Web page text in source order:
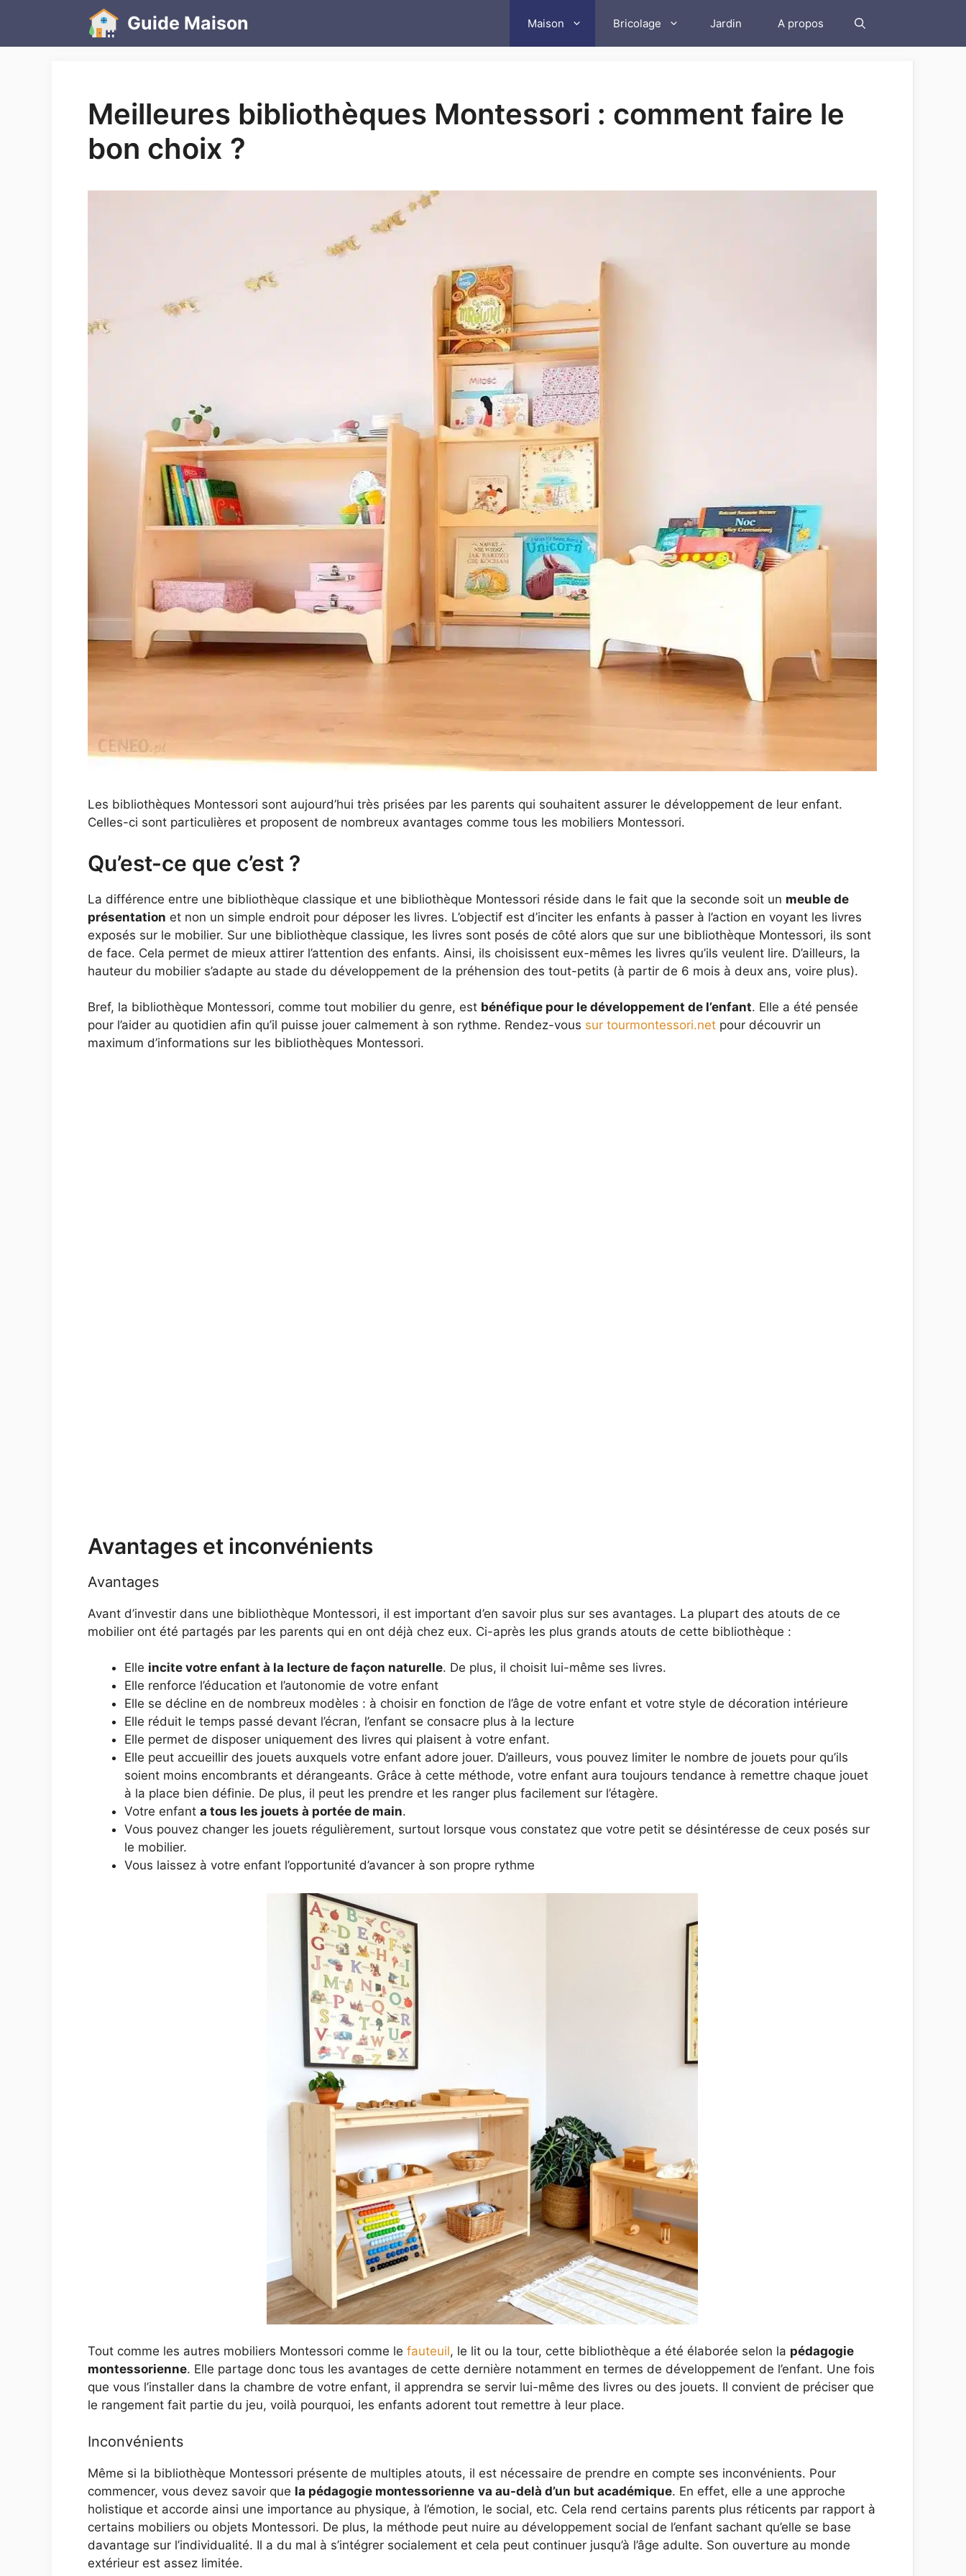
contenu
Guide Maison Maison Bricolage Jardin A propos
Meilleures bibliothèques Montessori : comment faire le
bon choix ?
Les bibliothèques Montessori sont aujourd’hui très prisées par les parents qui souhaitent assurer le développement de leur enfant.
Celles-ci sont particulières et proposent de nombreux avantages comme tous les mobiliers Montessori.
Qu’est-ce que c’est ?
La différence entre une bibliothèque classique et une bibliothèque Montessori réside dans le fait que la seconde soit un meuble de
présentation et non un simple endroit pour déposer les livres. L’objectif est d’inciter les enfants à passer à l’action en voyant les livres
exposés sur le mobilier. Sur une bibliothèque classique, les livres sont posés de côté alors que sur une bibliothèque Montessori, ils sont
de face. Cela permet de mieux attirer l’attention des enfants. Ainsi, ils choisissent eux-mêmes les livres qu’ils veulent lire. D’ailleurs, la
hauteur du mobilier s’adapte au stade du développement de la préhension des tout-petits (à partir de 6 mois à deux ans, voire plus).
Bref, la bibliothèque Montessori, comme tout mobilier du genre, est bénéfique pour le développement de l’enfant. Elle a été pensée
pour l’aider au quotidien afin qu’il puisse jouer calmement à son rythme. Rendez-vous sur tourmontessori.net pour découvrir un
maximum d’informations sur les bibliothèques Montessori.
Avantages et inconvénients
Avantages
Avant d’investir dans une bibliothèque Montessori, il est important d’en savoir plus sur ses avantages. La plupart des atouts de ce
mobilier ont été partagés par les parents qui en ont déjà chez eux. Ci-après les plus grands atouts de cette bibliothèque :
Elle incite votre enfant à la lecture de façon naturelle. De plus, il choisit lui-même ses livres.
Elle renforce l’éducation et l’autonomie de votre enfant
Elle se décline en de nombreux modèles : à choisir en fonction de l’âge de votre enfant et votre style de décoration intérieure
Elle réduit le temps passé devant l’écran, l’enfant se consacre plus à la lecture
Elle permet de disposer uniquement des livres qui plaisent à votre enfant.
Elle peut accueillir des jouets auxquels votre enfant adore jouer. D’ailleurs, vous pouvez limiter le nombre de jouets pour qu’ils
soient moins encombrants et dérangeants. Grâce à cette méthode, votre enfant aura toujours tendance à remettre chaque jouet
à la place bien définie. De plus, il peut les prendre et les ranger plus facilement sur l’étagère.
Votre enfant a tous les jouets à portée de main.
Vous pouvez changer les jouets régulièrement, surtout lorsque vous constatez que votre petit se désintéresse de ceux posés sur
le mobilier.
Vous laissez à votre enfant l’opportunité d’avancer à son propre rythme
Tout comme les autres mobiliers Montessori comme le fauteuil, le lit ou la tour, cette bibliothèque a été élaborée selon la pédagogie
montessorienne. Elle partage donc tous les avantages de cette dernière notamment en termes de développement de l’enfant. Une fois
que vous l’installer dans la chambre de votre enfant, il apprendra se servir lui-même des livres ou des jouets. Il convient de préciser que
le rangement fait partie du jeu, voilà pourquoi, les enfants adorent tout remettre à leur place.
Inconvénients
Même si la bibliothèque Montessori présente de multiples atouts, il est nécessaire de prendre en compte ses inconvénients. Pour
commencer, vous devez savoir que la pédagogie montessorienne va au-delà d’un but académique. En effet, elle a une approche
holistique et accorde ainsi une importance au physique, à l’émotion, le social, etc. Cela rend certains parents plus réticents par rapport à
certains mobiliers ou objets Montessori. De plus, la méthode peut nuire au développement social de l’enfant sachant qu’elle se base
davantage sur l’individualité. Il a du mal à s’intégrer socialement et cela peut continuer jusqu’à l’âge adulte. Son ouverture au monde
extérieur est assez limitée.